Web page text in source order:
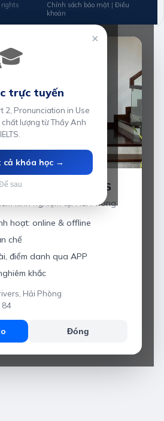
rights
Chính sách bảo mật |Điều
khoản
cùng Thầy Anh IELTS
kinh nghiệm tại Hải Phòng.
hoạt: online & offline
chế
điểm danh qua APP
khắc
Hải Phòng
84
Đóng
×
trực tuyến
2, Pronunciation in Use
lượng từ Thầy Anh
IELTS.
cả khóa học →
sau